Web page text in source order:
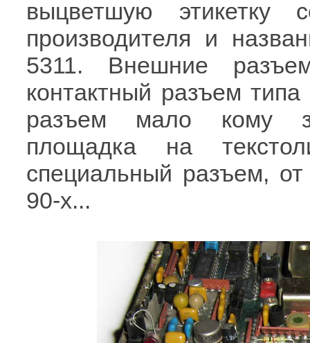
выцветшую этикетку
производителя и
5311. Внешние
контактный разъем
разъем мало кому
площадка на
специальный разъем, от
90-х...